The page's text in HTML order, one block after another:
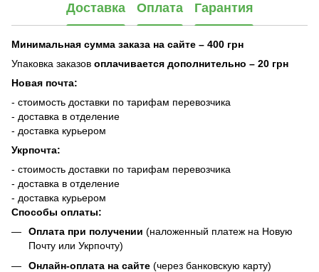
Доставка Оплата Гарантия
Минимальная сумма заказа на сайте – 400 грн
Упаковка заказов оплачивается дополнительно – 20 грн
Новая почта:
- стоимость доставки по тарифам перевозчика
- доставка в отделение
- доставка курьером
Укрпочта:
- стоимость доставки по тарифам перевозчика
- доставка в отделение
- доставка курьером
Способы оплаты:
Оплата при получении (наложенный платеж на Новую
Почту или Укрпочту)
Онлайн-оплата на сайте (через банковскую карту)